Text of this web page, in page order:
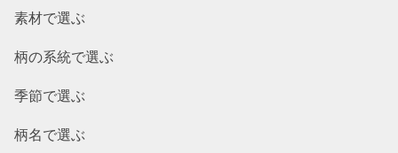
素材で選ぶ
柄の系統で選ぶ
季節で選ぶ
柄名で選ぶ